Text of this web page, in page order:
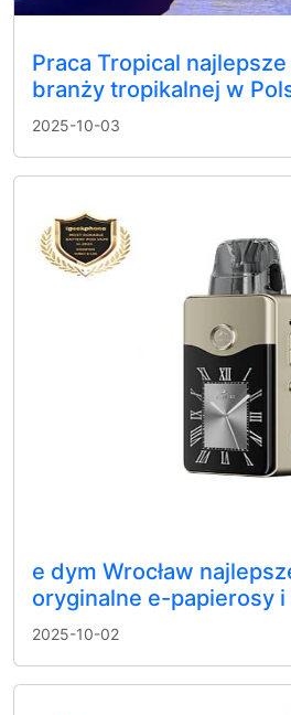
Praca Tropical
branży tropikalnej w
2025-10-03
e dym Wrocław
oryginalne e-papierosy i
2025-10-02